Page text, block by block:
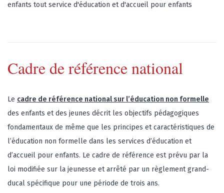
enfants tout service d'éducation et d'accueil pour enfants
Cadre de référence national
Le cadre de référence national sur l’éducation non formelle
des enfants et des jeunes décrit les objectifs pédagogiques
fondamentaux de même que les principes et caractéristiques de
l’éducation non formelle dans les services d’éducation et
d’accueil pour enfants. Le cadre de référence est prévu par la
loi modifiée sur la jeunesse et arrêté par un règlement grand-
ducal spécifique pour une période de trois ans.